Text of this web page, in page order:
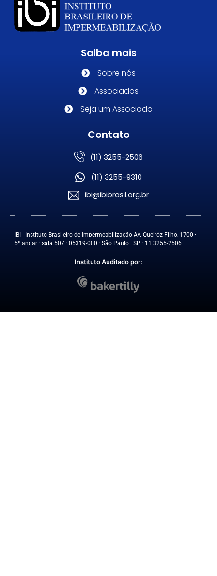
Saiba mais
Sobre nós
Associados
Seja um Associado
Contato
(11) 3255-2506
(11) 3255-9310
ibi@ibibrasil.org.br
IBI - Instituto Brasileiro de Impermeabilização Av. Queiróz Filho, 1700 ·
5º andar · sala 507 · 05319-000 · São Paulo · SP · 11 3255-2506
Instituto Auditado por: